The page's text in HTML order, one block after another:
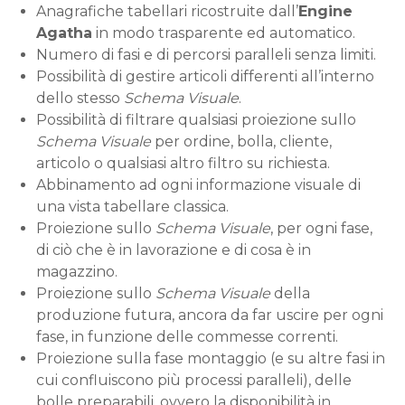
Anagrafiche tabellari ricostruite dall’Engine
Agatha in modo trasparente ed automatico.
Numero di fasi e di percorsi paralleli senza limiti.
Possibilità di gestire articoli differenti all’interno
dello stesso Schema Visuale.
Possibilità di filtrare qualsiasi proiezione sullo
Schema Visuale per ordine, bolla, cliente,
articolo o qualsiasi altro filtro su richiesta.
Abbinamento ad ogni informazione visuale di
una vista tabellare classica.
Proiezione sullo Schema Visuale, per ogni fase,
di ciò che è in lavorazione e di cosa è in
magazzino.
Proiezione sullo Schema Visuale della
produzione futura, ancora da far uscire per ogni
fase, in funzione delle commesse correnti.
Proiezione sulla fase montaggio (e su altre fasi in
cui confluiscono più processi paralleli), delle